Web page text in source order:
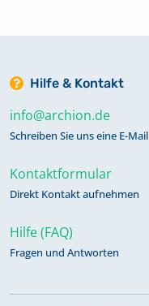
Hilfe & Kontakt
info@archion.de
Schreiben Sie uns eine E-Mail
Kontaktformular
Direkt Kontakt aufnehmen
Hilfe (FAQ)
Fragen und Antworten